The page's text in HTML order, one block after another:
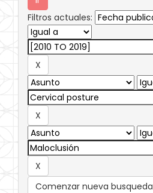
Filtros actuales:
Comenzar nueva busqueda